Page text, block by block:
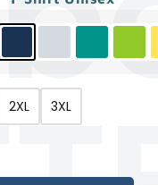
2XL 3XL